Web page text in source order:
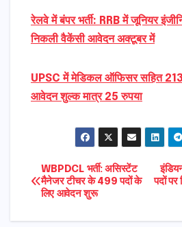
रेलवे में बंपर भर्ती: RRB में जूनियर
निकली वैकेंसी आवेदन अक्टूबर में
UPSC में मेडिकल ऑफिसर सहित
आवेदन शुल्क मात्र 25 रुपया
Post
navigation
पदों पर
WBPDCL भर्ती: असिस्टेंट
मैनेजर टीचर के 499 पदों के
लिए आवेदन शुरू